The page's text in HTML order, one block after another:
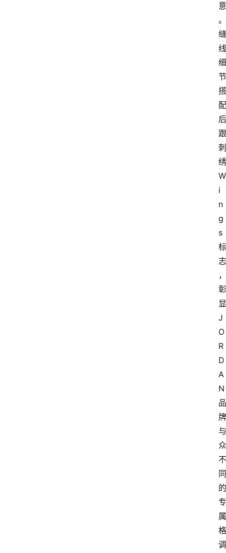
意
。
缝
线
细
节
搭
配
后
跟
刺
绣
W
i
n
g
s
标
志
，
彰
显
J
O
R
D
A
N
品
牌
与
众
不
同
的
专
属
格
调